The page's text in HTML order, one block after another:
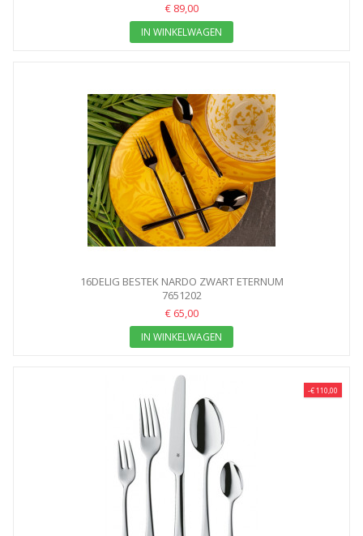
€ 89,00
IN WINKELWAGEN
16DELIG BESTEK NARDO ZWART ETERNUM
7651202
€ 65,00
IN WINKELWAGEN
-€ 110,00